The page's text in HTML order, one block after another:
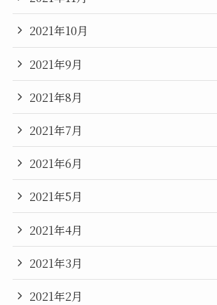
2021年10月
2021年9月
2021年8月
2021年7月
2021年6月
2021年5月
2021年4月
2021年3月
2021年2月